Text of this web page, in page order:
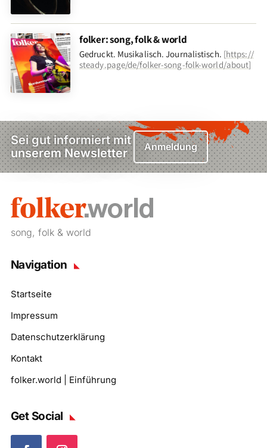
folker: song, folk & world
Gedruckt. Musikalisch. Journalistisch. [https://
steady.page/de/folker-song-folk-world/about]
Sei gut informiert mit
unserem Newsletter
Anmeldung
song, folk & world
Navigation
Startseite
Impressum
Datenschutzerklärung
Kontakt
folker.world | Einführung
Get Social